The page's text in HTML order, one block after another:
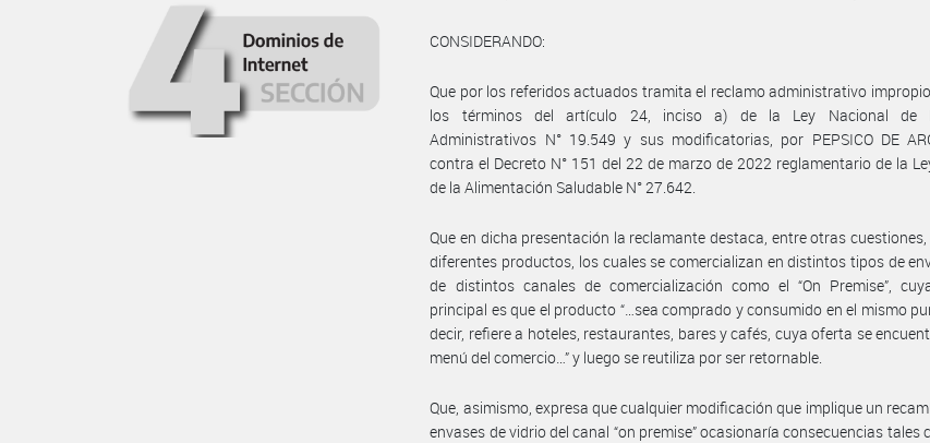
CONSIDERANDO:
Que por los referidos actuados tramita el reclamo administrativo
los términos del artículo 24, inciso a) de la Ley Nacional de
Administrativos N° 19.549 y sus modificatorias, por PEPSICO DE
contra el Decreto N° 151 del 22 de marzo de 2022 reglamentario de la
de la Alimentación Saludable N° 27.642.
Que en dicha presentación la reclamante destaca, entre otras
diferentes productos, los cuales se comercializan en distintos tipos de
de distintos canales de comercialización como el “On Premise”,
principal es que el producto “…sea comprado y consumido en el mismo
decir, refiere a hoteles, restaurantes, bares y cafés, cuya oferta se
menú del comercio…” y luego se reutiliza por ser retornable.
Que, asimismo, expresa que cualquier modificación que implique un
envases de vidrio del canal “on premise” ocasionaría consecuencias tales